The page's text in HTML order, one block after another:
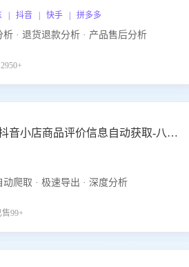
| 抖音 | 快手 | 拼多多
析 · 退货退款分析 · 产品售后分析
抖音小店商品评价信息自动获取-八爪鱼
爬取 · 极速导出 · 深度分析
售99+